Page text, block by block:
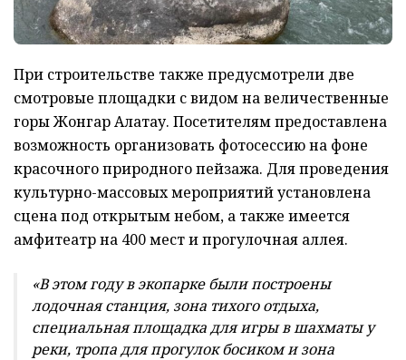
При строительстве также предусмотрели две
смотровые площадки с видом на величественные
горы Жонгар Алатау. Посетителям предоставлена
возможность организовать фотосессию на фоне
красочного природного пейзажа. Для проведения
культурно-массовых мероприятий установлена
сцена под открытым небом, а также имеется
амфитеатр на 400 мест и прогулочная аллея.
«В этом году в экопарке были построены
лодочная станция, зона тихого отдыха,
специальная площадка для игры в шахматы у
реки, тропа для прогулок босиком и зона